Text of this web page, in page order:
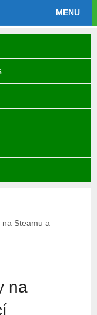
MENU
Steamu a
na